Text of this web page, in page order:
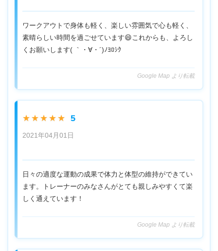
ワークアウトで身体も軽く、楽しい雰囲気で心も軽く、
素晴らしい時間を過ごせています😄これからも、よろし
くお願いします( ｀・∀・´)ﾉﾖﾛｼｸ
Google Map より転載
★★★★★ 5
2021年04月01日
日々の適度な運動の成果で体力と体型の維持ができてい
ます。トレーナーのみなさんがとても親しみやすくて楽
しく通えています！
Google Map より転載